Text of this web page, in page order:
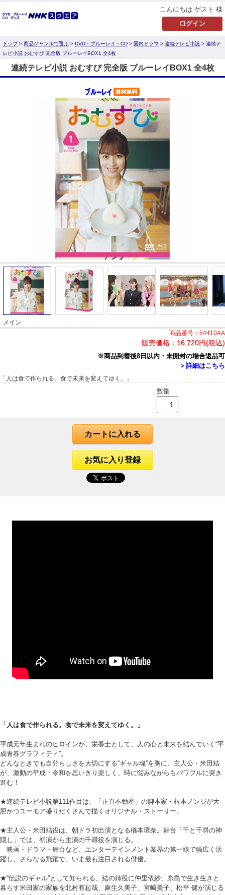
こんにちは ゲスト 様
トップ> 商品ジャンルで選ぶ > DVD・ブルーレイ・CD > 国内ドラマ > 連続テレビ小説 > 連続テ
レビ小説 おむすび 完全版 ブルーレイBOX1 全4枚
連続テレビ小説 おむすび 完全版 ブルーレイBOX1 全4枚
メイン
商品番号：54410AA
販売価格： 16,720円(税込)
※商品到着後8日以内・未開封の場合返品可
＞詳細はこちら
「人は食で作られる。食で未来を変えてゆく。」
数量
カートに入れる
お気に入り登録
「人は食で作られる。食で未来を変えてゆく。」
平成元年生まれのヒロインが、栄養士として、人の心と未来を結んでいく“平
成青春グラフィティ”。
どんなときでも自分らしさを大切にする“ギャル魂”を胸に、主人公・米田結
が、激動の平成・令和を思いきり楽しく、時に悩みながらもパワフルに突き
進む！
★連続テレビ小説第111作目は、「正直不動産」の脚本家・根本ノンジが大
胆かつユーモア盛りだくさんで描くオリジナル・ストーリー。
★主人公・米田結役は、朝ドラ初出演となる橋本環奈。舞台「千と千尋の神
隠し」では、初演から主演の千尋役を演じる。
映画・ドラマ・舞台など、エンターテインメント業界の第一線で幅広く活
躍し、さらなる飛躍で、いま最も注目される俳優。
★“伝説のギャル”として知られる、結の姉役に仲里依紗、糸島で生き生きと
暮らす米田家の家族を北村有起哉、麻生久美子、宮崎美子、松平 健が演じる